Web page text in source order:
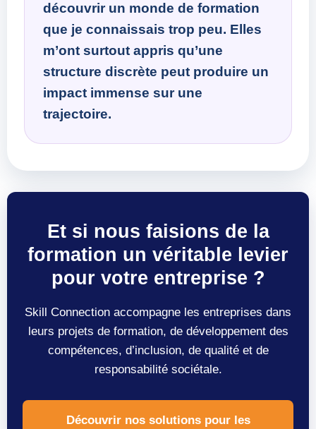
découvrir un monde de formation
que je connaissais trop peu. Elles
m’ont surtout appris qu’une
structure discrète peut produire un
impact immense sur une
trajectoire.
Et si nous faisions de la
formation un véritable levier
pour votre entreprise ?
Skill Connection accompagne les entreprises dans
leurs projets de formation, de développement des
compétences, d’inclusion, de qualité et de
responsabilité sociétale.
Découvrir nos solutions pour les